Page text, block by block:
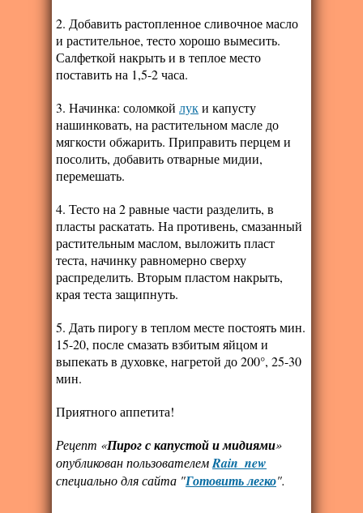
2. Добавить растопленное сливочное масло
и растительное, тесто хорошо вымесить.
Салфеткой накрыть и в теплое место
поставить на 1,5-2 часа.
3. Начинка: соломкой луки капусту
нашинковать, на растительном масле до
мягкости обжарить. Приправить перцем и
посолить, добавить отварные мидии,
перемешать.
4. Тесто на 2 равные части разделить, в
пласты раскатать. На противень, смазанный
растительным маслом, выложить пласт
теста, начинку равномерно сверху
распределить. Вторым пластом накрыть,
края теста защипнуть.
5. Дать пирогу в теплом месте постоять мин.
15-20, после смазать взбитым яйцом и
выпекать в духовке, нагретой до 200°, 25-30
мин.
Приятного аппетита!
Рецепт «Пирог с капустой и мидиями»
опубликован пользователемRain_new
специально для сайта "Готовить легко".